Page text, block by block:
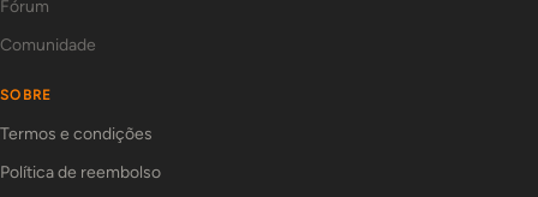
Fórum
Comunidade
SOBRE
Termos e condições
Política de reembolso